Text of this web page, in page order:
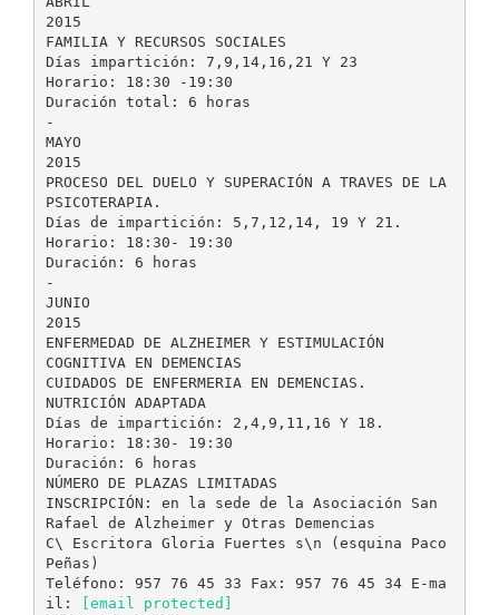
2015
FAMILIA Y RECURSOS SOCIALES
Días impartición: 7,9,14,16,21 Y 23
Horario: 18:30 -19:30
Duración total: 6 horas
-
MAYO
2015
PROCESO DEL DUELO Y SUPERACIÓN A TRAVES DE LA
PSICOTERAPIA.
Días de impartición: 5,7,12,14, 19 Y 21.
Horario: 18:30- 19:30
Duración: 6 horas
-
JUNIO
2015
ENFERMEDAD DE ALZHEIMER Y ESTIMULACIÓN
COGNITIVA EN DEMENCIAS
CUIDADOS DE ENFERMERIA EN DEMENCIAS.
NUTRICIÓN ADAPTADA
Días de impartición: 2,4,9,11,16 Y 18.
Horario: 18:30- 19:30
Duración: 6 horas
NÚMERO DE PLAZAS LIMITADAS
INSCRIPCIÓN: en la sede de la Asociación San
Rafael de Alzheimer y Otras Demencias
C\ Escritora Gloria Fuertes s\n (esquina Paco
Peñas)
Teléfono: 957 76 45 33 Fax: 957 76 45 34 E-ma
il:
[email protected]